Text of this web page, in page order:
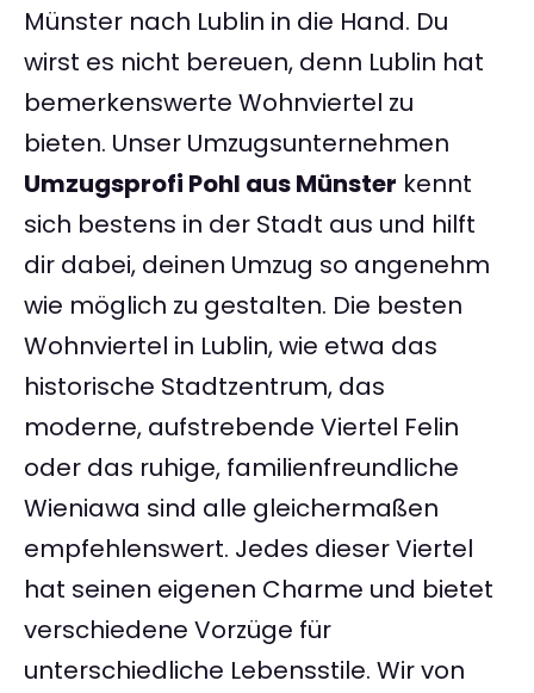
Münster nach Lublin in die Hand. Du
wirst es nicht bereuen, denn Lublin hat
bemerkenswerte Wohnviertel zu
bieten. Unser Umzugsunternehmen
Umzugsprofi Pohl aus Münster kennt
sich bestens in der Stadt aus und hilft
dir dabei, deinen Umzug so angenehm
wie möglich zu gestalten. Die besten
Wohnviertel in Lublin, wie etwa das
historische Stadtzentrum, das
moderne, aufstrebende Viertel Felin
oder das ruhige, familienfreundliche
Wieniawa sind alle gleichermaßen
empfehlenswert. Jedes dieser Viertel
hat seinen eigenen Charme und bietet
verschiedene Vorzüge für
unterschiedliche Lebensstile. Wir von